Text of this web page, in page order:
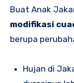
Buat Anak
modifikasi
berupa
Hujan di